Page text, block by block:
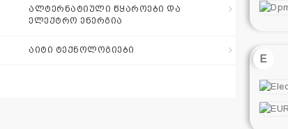
ᲐᲚᲢᲔᲠᲜᲐᲢᲘᲣᲚᲘ ᲬᲧᲐᲠᲝᲔᲑᲘ ᲓᲐ
ᲔᲚᲔᲥᲢᲠᲝ ᲔᲜᲔᲠᲒᲘᲐ
ᲐᲘᲢᲘ ᲢᲔᲥᲜᲝᲚᲝᲒᲘᲔᲑᲘ
E